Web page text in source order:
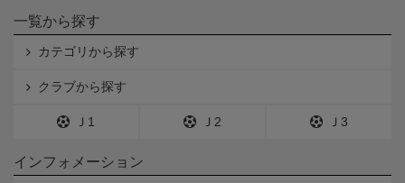
一覧から探す
カテゴリから探す
クラブから探す
Ｊ1 Ｊ2 Ｊ3
インフォメーション